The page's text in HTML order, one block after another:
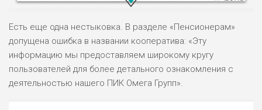
НАЗВАНИЕ ОБЗОР
Есть еще одна нестыковка. В разделе «Пенсионерам»
допущена ошибка в названии кооператива: «Эту
информацию мы предоставляем широкому кругу
пользователей для более детального ознакомления с
деятельностью нашего ПИК Омега Групп».